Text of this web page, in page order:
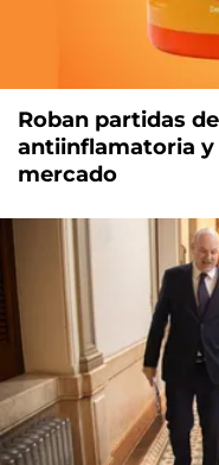
Roban partidas
antiinflamatoria
mercado